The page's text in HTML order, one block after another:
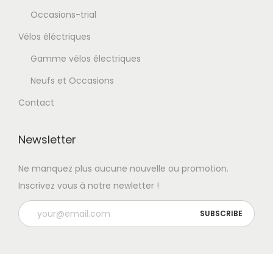
Occasions-trial
Vélos éléctriques
Gamme vélos électriques
Neufs et Occasions
Contact
Newsletter
Ne manquez plus aucune nouvelle ou promotion.
Inscrivez vous à notre newletter !